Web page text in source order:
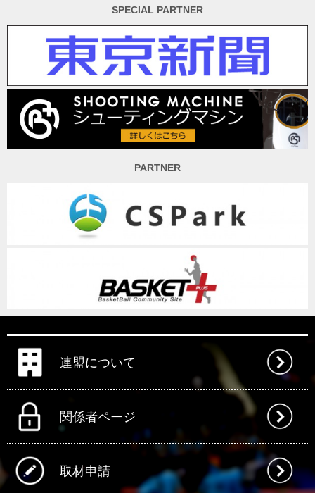
SPECIAL PARTNER
PARTNER
連盟について
関係者ページ
取材申請